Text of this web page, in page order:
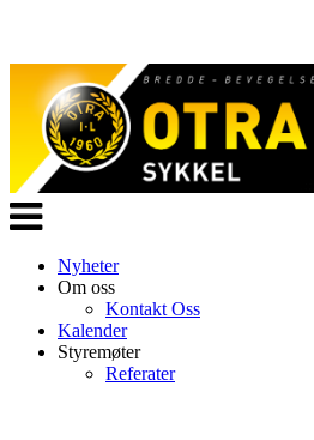
Veksle
navigasjon
Nyheter
Om oss
Kontakt Oss
Kalender
Styremøter
Referater